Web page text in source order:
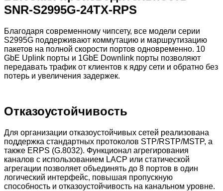
SNR-S2995G-24TX-RPS
Благодаря современному чипсету, все модели серии
S2995G поддерживают коммутацию и маршрутизацию
пакетов на полной скорости портов одновременно. 10
GbE Uplink порты и 1GbE Downlink порты позволяют
передавать трафик от клиентов к ядру сети и обратно без
потерь и увеличения задержек.
Отказоустойчивость
Для организации отказоустойчивых сетей реализована
поддержка стандартных протоколов STP/RSTP/MSTP, а
также ERPS (G.8032). Функционал агрегирования
каналов с использованием LACP или статической
агрегации позволяет объединять до 8 портов в один
логический интерфейс, повышая пропускную
способность и отказоустойчивость на канальном уровне.